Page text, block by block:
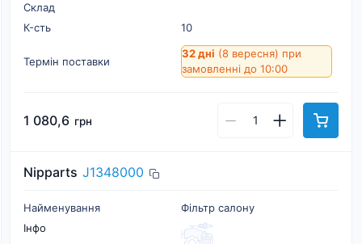
Склад
К-cть
10
Термін поставки
32 дні (8 вересня) при
замовленні до 10:00
1 080,6 грн
Nipparts J1348000
Найменування
Фільтр салону
Інфо